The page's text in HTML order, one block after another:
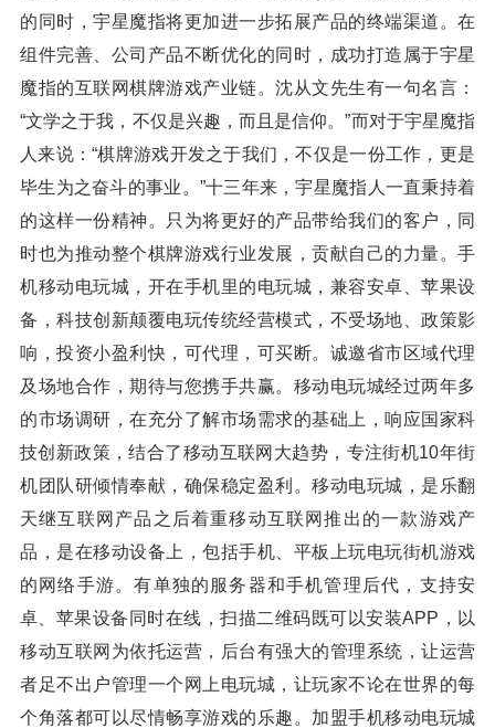
的同时，宇星魔指将更加进一步拓展产品的终端渠道。在
组件完善、公司产品不断优化的同时，成功打造属于宇星
魔指的互联网棋牌游戏产业链。沈从文先生有一句名言：
“文学之于我，不仅是兴趣，而且是信仰。”而对于宇星魔指
人来说：“棋牌游戏开发之于我们，不仅是一份工作，更是
毕生为之奋斗的事业。”十三年来，宇星魔指人一直秉持着
的这样一份精神。只为将更好的产品带给我们的客户，同
时也为推动整个棋牌游戏行业发展，贡献自己的力量。手
机移动电玩城，开在手机里的电玩城，兼容安卓、苹果设
备，科技创新颠覆电玩传统经营模式，不受场地、政策影
响，投资小盈利快，可代理，可买断。诚邀省市区域代理
及场地合作，期待与您携手共赢。移动电玩城经过两年多
的市场调研，在充分了解市场需求的基础上，响应国家科
技创新政策，结合了移动互联网大趋势，专注街机10年街
机团队研倾情奉献，确保稳定盈利。移动电玩城，是乐翻
天继互联网产品之后着重移动互联网推出的一款游戏产
品，是在移动设备上，包括手机、平板上玩电玩街机游戏
的网络手游。有单独的服务器和手机管理后代，支持安
卓、苹果设备同时在线，扫描二维码既可以安装APP，以
移动互联网为依托运营，后台有强大的管理系统，让运营
者足不出户管理一个网上电玩城，让玩家不论在世界的每
个角落都可以尽情畅享游戏的乐趣。加盟手机移动电玩城